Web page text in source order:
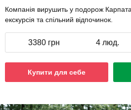
Компанія вирушить у подорож
екскурсія та спільний відпочинок.
3380 грн 4 люд.
Купити для себе